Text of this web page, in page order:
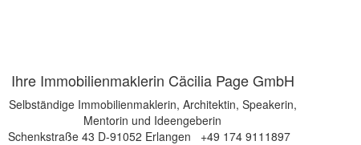
Ihre Immobilienmaklerin Cäcilia Page GmbH
Selbständige Immobilienmaklerin, Architektin, Speakerin,
Mentorin und Ideengeberin
Schenkstraße 43 D-91052 Erlangen
+49 174 9111897